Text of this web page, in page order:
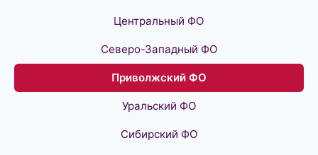
Центральный ФО
Северо-Западный ФО
Приволжский ФО
Уральский ФО
Сибирский ФО